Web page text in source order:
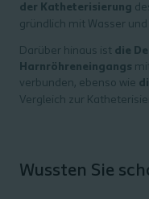
der Katheterisierung
gründlich mit Wasser
Darüber hinaus ist die
Harnröhreneingangs
verbunden, ebenso wie
Vergleich zur
Wussten Sie